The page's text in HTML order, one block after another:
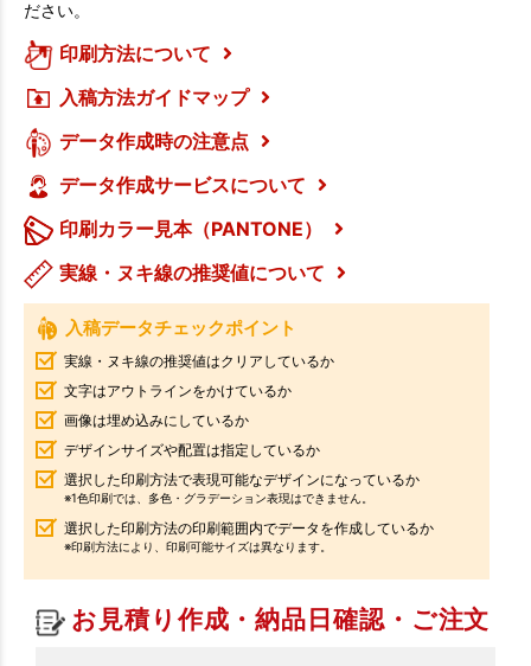
ださい。
印刷方法について
入稿方法ガイドマップ
データ作成時の注意点
データ作成サービスについて
印刷カラー見本（PANTONE）
実線・ヌキ線の推奨値について
入稿データチェックポイント
実線・ヌキ線の推奨値はクリアしているか
文字はアウトラインをかけているか
画像は埋め込みにしているか
デザインサイズや配置は指定しているか
選択した印刷方法で表現可能なデザインになっているか
※1色印刷では、多色・グラデーション表現はできません。
選択した印刷方法の印刷範囲内でデータを作成しているか
※印刷方法により、印刷可能サイズは異なります。
お見積り作成・納品日確認・ご注文